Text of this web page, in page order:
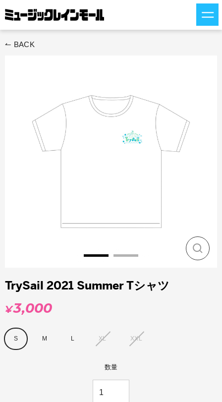
キ
す↼ BACK
閉
TrySail 2021 Summer Tシャツ
通
価
格
¥3,000
size
S M L XL XXL
数量